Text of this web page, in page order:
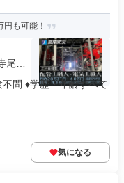
も可能！
中
問 ♦学歴・年齢すべて
気になる